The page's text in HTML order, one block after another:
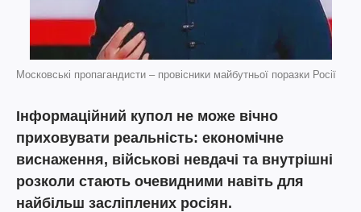
Московські пропагандисти – провісники майбутньої поразки Росії
Інформаційний купол не може вічно
приховувати реальність: економічне
виснаження, військові невдачі та внутрішні
розколи стають очевидними навіть для
найбільш засліплених росіян.